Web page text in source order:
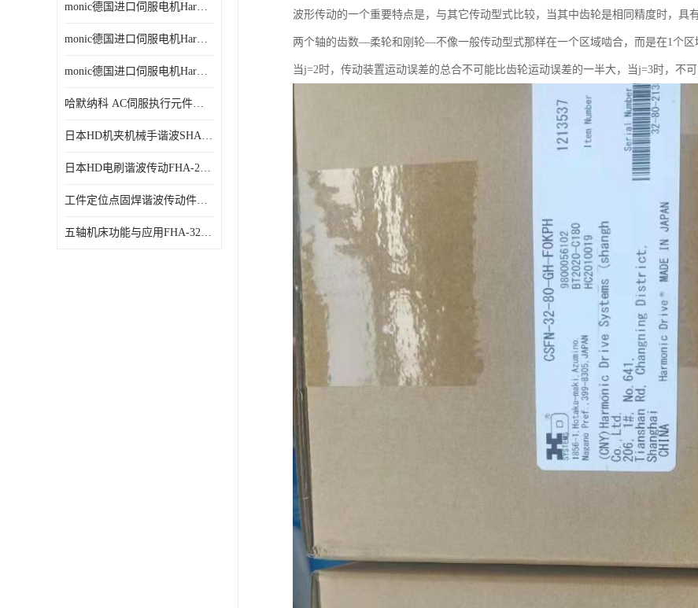
monic德国进口伺服电机Har中国总代理代理
monic德国进口伺服电机Har中国总代理公司
monic德国进口伺服电机Har中国总代理供应
哈默纳科 AC伺服执行元件扁平型SHA系列
日本HD机夹机械手谐波SHA32A120CG-B12B
日本HD电刷谐波传动FHA-25C-50-E250-C
工件定位点固焊谐波传动件哈默纳科CSF-45-100-2UH
五轴机床功能与应用FHA-32C-50-US250
波形传动的一个重要特点是，与其它传动型式比较，当其中齿轮是相同精度时，
两个轴的齿数—柔轮和刚轮—不像一般传动型式那样在一个区域啮合，而是在1个区
当j=2时，传动装置运动误差的总合不可能比齿轮运动误差的一半大，当j=3时，不